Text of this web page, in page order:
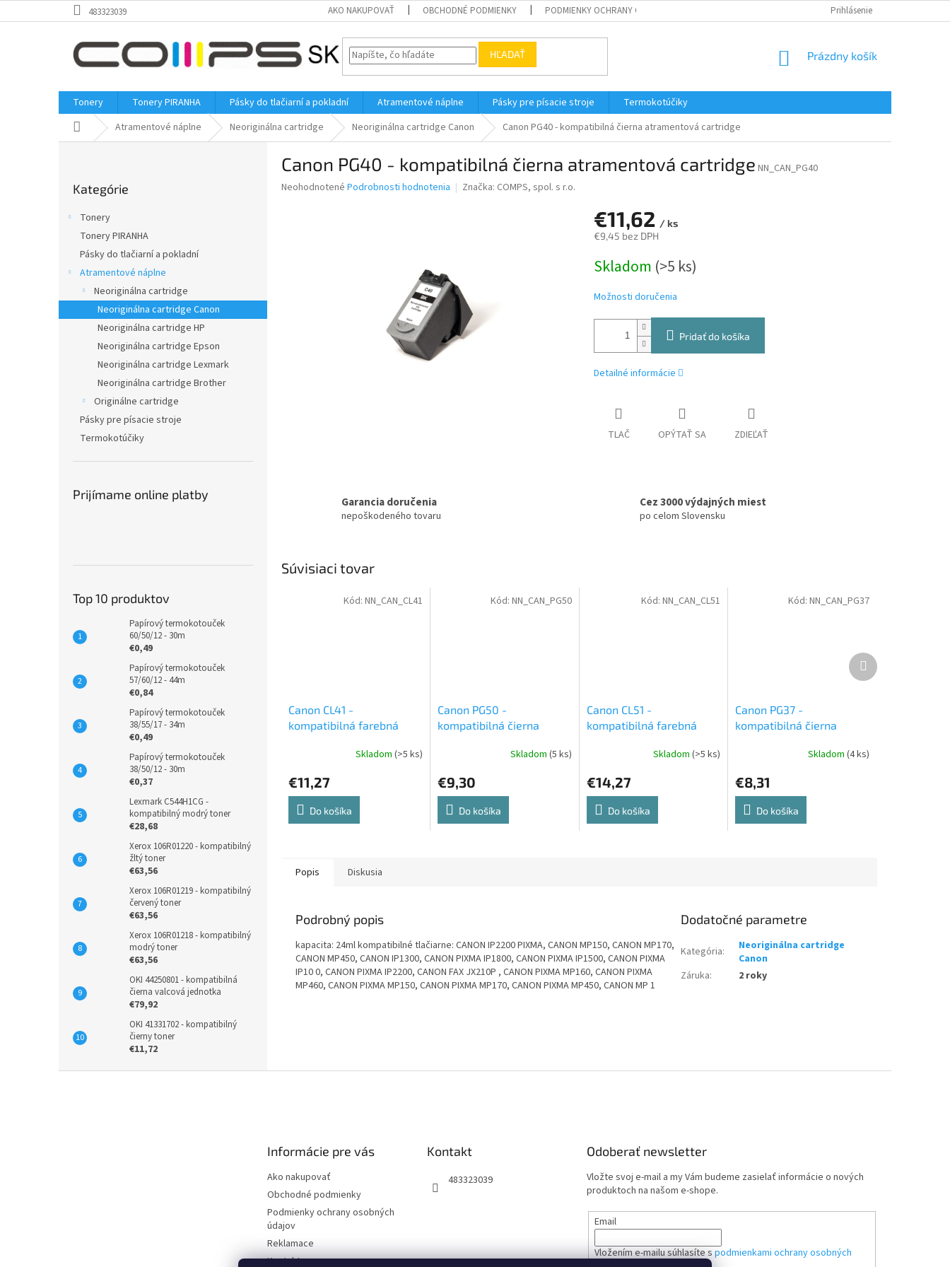
na
483323039 AKO NAKUPOVAŤ OBCHODNÉ PODMIENKY PODMIENKY OCHRANY OSOBNÝCH ÚDAJOV KONTAKTY
Prihlásenie
HĽADAŤ
NÁKUPNÝ
Prázdny košík
Tonery Tonery PIRANHA Pásky do tlačiarní a pokladní Atramentové náplne Pásky pre písacie stroje
Termokotúčiky
DomovAtramentové náplne Neoriginálna cartridge Neoriginálna cartridge Canon Canon PG40 - kompatibilná čierna atramentová cartridge
kategórie
Kategórie
Tonery
Tonery PIRANHA
Pásky do tlačiarní a pokladní
Atramentové náplne
Neoriginálna cartridge
Neoriginálna cartridge Canon
Neoriginálna cartridge HP
Neoriginálna cartridge Epson
Neoriginálna cartridge Lexmark
Neoriginálna cartridge Brother
Originálne cartridge
Pásky pre písacie stroje
Termokotúčiky
Prijímame online platby
Top 10 produktov
Papírový termokotouček
60/50/12 - 30m
€0,49
Papírový termokotouček
57/60/12 - 44m
€0,84
Papírový termokotouček
38/55/17 - 34m
€0,49
Papírový termokotouček
38/50/12 - 30m
€0,37
Lexmark C544H1CG -
kompatibilný modrý toner
€28,68
Xerox 106R01220 - kompatibilný
žltý toner
€63,56
Xerox 106R01219 - kompatibilný
červený toner
€63,56
Xerox 106R01218 - kompatibilný
modrý toner
€63,56
OKI 44250801 - kompatibilná
čierna valcová jednotka
€79,92
OKI 41331702 - kompatibilný
čierny toner
€11,72
Canon PG40 - kompatibilná čierna atramentová cartridge NN_CAN_PG40
Priemerné
Neohodnotené Podrobnosti hodnotenia Značka: COMPS, spol. s r.o.
€11,62 / ks
€9,45 bez DPH
cena:
Skladom (>5 ks)
Možnosti doručenia
Pridať do košíka
Detailné informácie
TLAČ OPÝTAŤ SA ZDIEĽAŤ
Garancia doručenia
nepoškodeného tovaru
Cez 3000 výdajných miest
po celom Slovensku
Súvisiaci tovar
Canon CL41 -
kompatibilná farebná
Skladom (>5 ks)
€11,27
Do košíka
Kód: NN_CAN_CL41
Canon PG50 -
kompatibilná čierna
Skladom (5 ks)
€9,30
Do košíka
Kód: NN_CAN_PG50
Canon CL51 -
kompatibilná farebná
Skladom(>5 ks)
€14,27
Do košíka
Kód:NN_CAN_CL51
Canon PG37 -
kompatibilná čierna
Skladom (4 ks)
€8,31
Do košíka
Kód: NN_CAN_PG37
Ďalší
produkt
Popis Diskusia
Podrobný popis
kapacita: 24ml kompatibilné tlačiarne: CANON IP2200 PIXMA, CANON MP150, CANON MP170,
CANON MP450, CANON IP1300, CANON PIXMA IP1800, CANON PIXMA IP1500, CANON PIXMA
IP10 0, CANON PIXMA IP2200, CANON FAX JX210P , CANON PIXMA MP160, CANON PIXMA
MP460, CANON PIXMA MP150, CANON PIXMA MP170, CANON PIXMA MP450, CANON MP 1
Dodatočné parametre
Kategória:
Neoriginálna cartridge
Canon
Záruka: 2 roky
Informácie pre vás
Ako nakupovať
Obchodné podmienky
Podmienky ochrany osobných
údajov
Reklamace
Kontakty
Kontakt
483323039
Odoberať newsletter
Vložte svoj e-mail a my Vám budeme zasielať informácie o nových
produktoch na našom e-shope.
Email
Vložením e-mailu súhlasíte spodmienkami ochrany osobných